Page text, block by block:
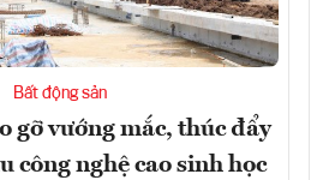
Bất động sản
gỡ vướng mắc, thúc đẩy
công nghệ cao sinh học